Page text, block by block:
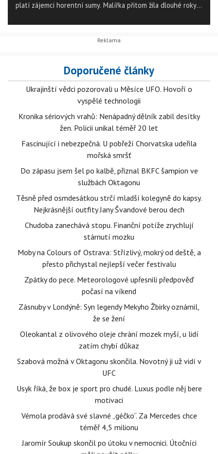
platí zájemci horentní sumy. Malířka přitom žila dlouhé roky
Doporučené články
Ukrajinští vědci pozorovali u Měsíce UFO. Hovoří o
vyspělé technologii
Kronika sériových vrahů: Nenápadný dělník zabil desítky
žen. Policii unikal téměř 20 let
Fascinující i nebezpečná. U pobřeží Chorvatska udeřila
mořská smršť
Do zápasu jsem šel po kalbě, přiznal BKFC šampion ve
službách Oktagonu
Těsně před osmdesátkou strčí mladší kolegyně do kapsy.
Nejkrásnější outfity Jany Švandové berou dech
Chudoba zanechává stopu. Finanční potíže zrychlují
stárnutí mozku
Moby na Colours of Ostrava: Střízlivý, mokrý od deště, a
přesto přichystal nejlepší večer festivalu
Zpátky do pece. Meteorologové upřesnili předpověď
počasí na víkend
Zásnuby v Londýně: Syn legendy Mekyho Žbirky oznámil,
že se žení
Oleokantal z olivového oleje chrání mozek myší, u lidí
zatím chybí důkaz
Szabová možná v Oktagonu skončila. Novotný ji už vidí v
UFC
Usyk říká, že box je sport pro chudé. Luxus podle něj bere
motivaci
Vémola prodává své slavné „géčko“. Za Mercedes chce
téměř 4,5 milionu
Jaromír Soukup skončil po útoku v nemocnici. Útočníci